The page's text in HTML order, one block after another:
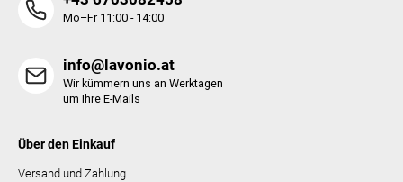
Mo–Fr 11:00 - 14:00
info@lavonio.at
Wir kümmern uns an Werktagen
um Ihre E-Mails
Über den Einkauf
Versand und Zahlung